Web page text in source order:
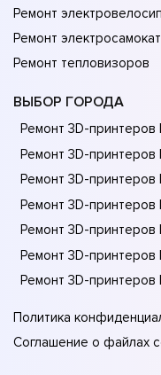
Ремонт
Ремонт
Ремонт тепловизоров
ВЫБОР ГОРОДА
Ремонт 3D-
Ремонт 3D-
Ремонт 3D-
Ремонт 3D-принтеров
Ремонт 3D-принтеров
Ремонт 3D-
Ремонт 3D-
Политика
Соглашение о файлах